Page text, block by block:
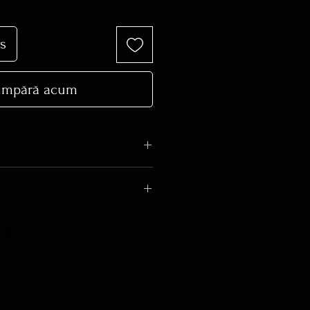
acum
realiza din aur galben, aur alb
de magazinele de retail